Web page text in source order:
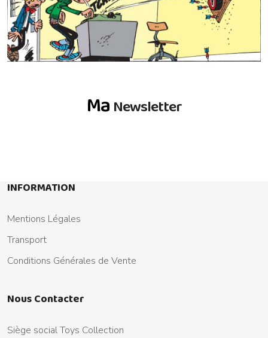
Ma Newsletter
INFORMATION
Mentions Légales
Transport
Conditions Générales de Vente
Nous Contacter
Siège social Toys Collection